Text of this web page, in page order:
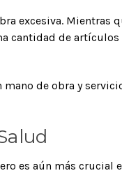
excesiva.
de
mano de obra y
es aún más crucial